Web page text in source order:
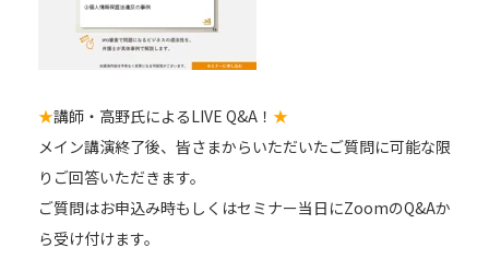
★講師・高野氏によるLIVE Q&A！ ★
メイン講演終了後、皆さまからいただいたご質問に可能な限
りご回答いただきます。
ご質問はお申込み時もしくはセミナー当日にZoomのQ&Aか
ら受け付けます。